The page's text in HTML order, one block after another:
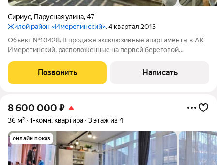
Сириус, Парусная улица,47
Жилой район «Имеретинский», 4 квартал 2013
Объект №10428. В продаже эксклюзивные апартаменты в АК
Имеретинский, расположенные на первой береговой
под постоянный видеонаблюдением и охраной. Так же на
территории находятся несколько
Позвонить Написать
8 600 000 ₽
36 м² 1-комн. квартира 3 этаж из 4
онлайн показ